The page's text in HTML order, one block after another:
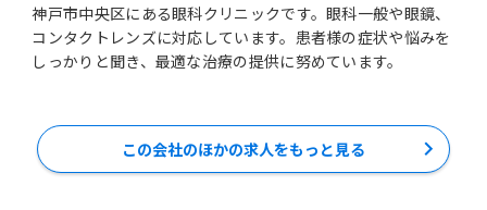
神戸市中央区にある眼科クリニックです。眼科一般や眼鏡、
コンタクトレンズに対応しています。患者様の症状や悩みを
しっかりと聞き、最適な治療の提供に努めています。
この会社のほかの求人をもっと見る